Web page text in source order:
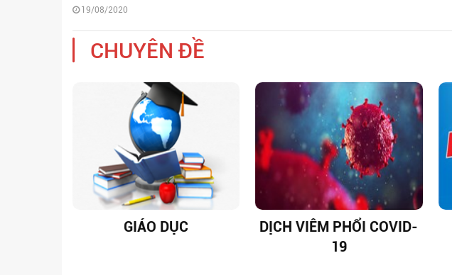
19/08/2020
CHUYÊN ĐỀ
GIÁO DỤC
DỊCH VIÊM PHỔI COVID-
19